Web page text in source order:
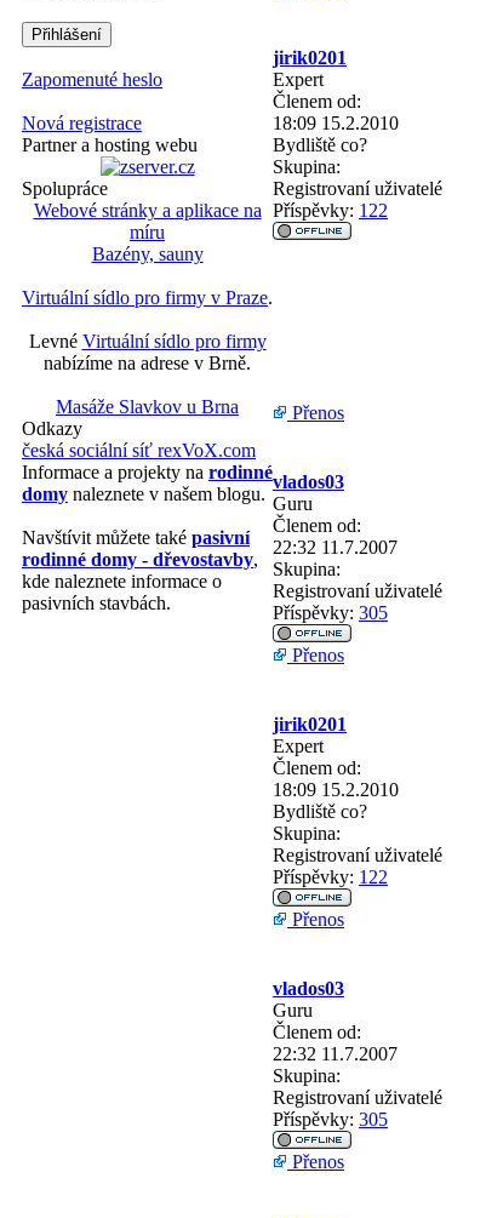
Zapomenuté heslo
Nová registrace
Partner a hosting webu
Spolupráce
Webové stránky a aplikace na
míru
Bazény, sauny
Virtuální sídlo pro firmy v Praze.
Levné Virtuální sídlo pro firmy
nabízíme na adrese v Brně.
Masáže Slavkov u Brna
Odkazy
česká sociální síť rexVoX.com
Informace a projekty na rodinné
domy naleznete v našem blogu.
Navštívit můžete také pasivní
rodinné domy - dřevostavby,
kde naleznete informace o
pasivních stavbách.
jirik0201
Expert
Členem od:
18:09 15.2.2010
Bydliště co?
Skupina:
Registrovaní uživatelé
Příspěvky: 122
Přenos
vlados03
Guru
Členem od:
22:32 11.7.2007
Skupina:
Registrovaní uživatelé
Příspěvky: 305
Přenos
jirik0201
Expert
Členem od:
18:09 15.2.2010
Bydliště co?
Skupina:
Registrovaní uživatelé
Příspěvky: 122
Přenos
vlados03
Guru
Členem od:
22:32 11.7.2007
Skupina:
Registrovaní uživatelé
Příspěvky: 305
Přenos